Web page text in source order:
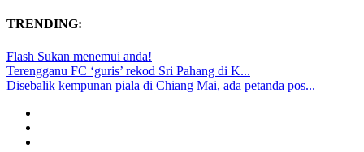
TRENDING:
Flash Sukan menemui anda!
Terengganu FC ‘guris’ rekod Sri Pahang di K...
Disebalik kempunan piala di Chiang Mai, ada petanda pos...